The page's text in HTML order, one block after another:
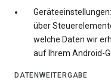
über
welche Daten wir
auf Ihrem Android-
DATENWEITERGABE